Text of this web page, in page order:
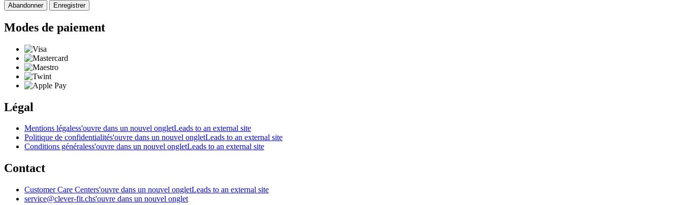
Abandonner Enregistrer
Modes de paiement
Légal
Mentions légaless'ouvre dans un nouvel ongletLeads to an external site
Politique de confidentialités'ouvre dans un nouvel ongletLeads to an external site
Conditions généraless'ouvre dans un nouvel ongletLeads to an external site
Contact
Customer Care Centers'ouvre dans un nouvel ongletLeads to an external site
service@clever-fit.chs'ouvre dans un nouvel onglet